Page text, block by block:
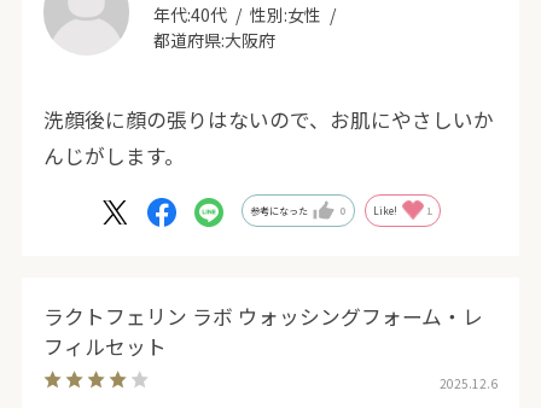
年代:40代 性別:女性
都道府県:大阪府
洗顔後に顔の張りはないので、お肌にやさしいか
んじがします。
参考になった 0 Like! 1
ラクトフェリン ラボ ウォッシングフォーム・レ
フィルセット
2025.12.6